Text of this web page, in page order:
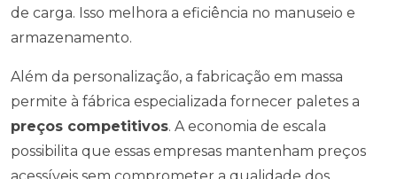
de carga. Isso melhora a eficiência no manuseio e
armazenamento.
Além da personalização, a fabricação em massa
permite à fábrica especializada fornecer paletes a
preços competitivos. A economia de escala
possibilita que essas empresas mantenham preços